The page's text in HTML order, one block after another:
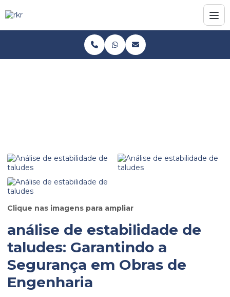
Clique nas imagens para ampliar
análise de estabilidade de
taludes: Garantindo a
Segurança em Obras de
Engenharia